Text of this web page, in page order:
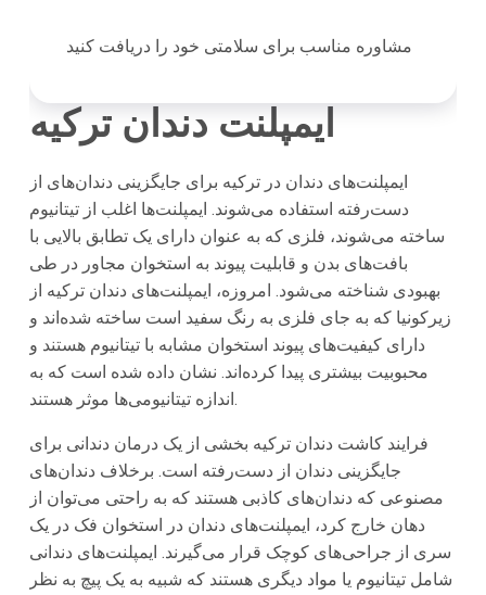
مشاوره مناسب برای سلامتی خود را دریافت کنید
ایمپلنت دندان ترکیه
ایمپلنت‌های دندان در ترکیه برای جایگزینی دندان‌های از
دست‌رفته استفاده می‌شوند. ایمپلنت‌ها اغلب از تیتانیوم
ساخته می‌شوند، فلزی که به عنوان دارای یک تطابق بالایی با
بافت‌های بدن و قابلیت پیوند به استخوان مجاور در طی
بهبودی شناخته می‌شود. امروزه، ایمپلنت‌های دندان ترکیه از
زیرکونیا که به جای فلزی به رنگ سفید است ساخته شده‌اند و
دارای کیفیت‌های پیوند استخوان مشابه با تیتانیوم هستند و
محبوبیت بیشتری پیدا کرده‌اند. نشان داده شده است که به
اندازه تیتانیومی‌ها موثر هستند.
فرایند کاشت دندان ترکیه بخشی از یک درمان دندانی برای
جایگزینی دندان از دست‌رفته است. برخلاف دندان‌های
مصنوعی که دندان‌های کاذبی هستند که به راحتی می‌توان از
دهان خارج کرد، ایمپلنت‌های دندان در استخوان فک در یک
سری از جراحی‌های کوچک قرار می‌گیرند. ایمپلنت‌های دندانی
شامل تیتانیوم یا مواد دیگری هستند که شبیه به یک پیچ به نظر